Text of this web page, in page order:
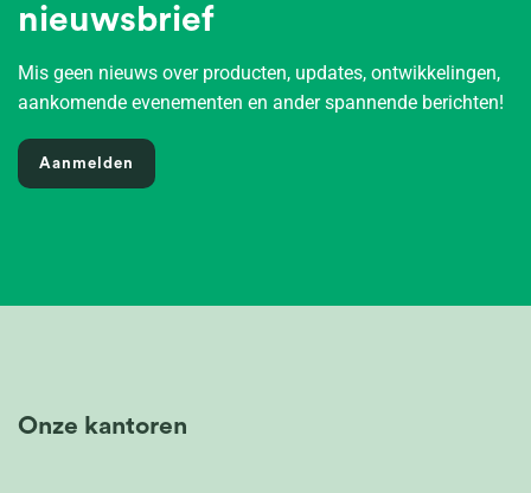
nieuwsbrief
Mis geen nieuws over producten, updates, ontwikkelingen,
aankomende evenementen en ander spannende berichten!
Aanmelden
Onze kantoren